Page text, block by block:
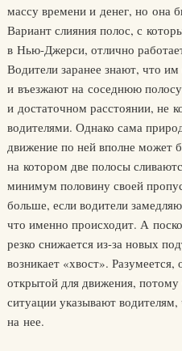
массу времени и денег, но она
Вариант слияния полос, с
в Нью-Джерси, отлично
Водители заранее знают, что
и въезжают на соседнюю
и достаточном расстоянии, не
водителями. Однако сама
движение по ней вполне может
на котором две полосы
минимум половину своей
больше, если водители
что именно происходит. А
резко снижается из-за новых
возникает «хвост». Разумеется,
открытой для движения,
ситуации указывают
на нее.